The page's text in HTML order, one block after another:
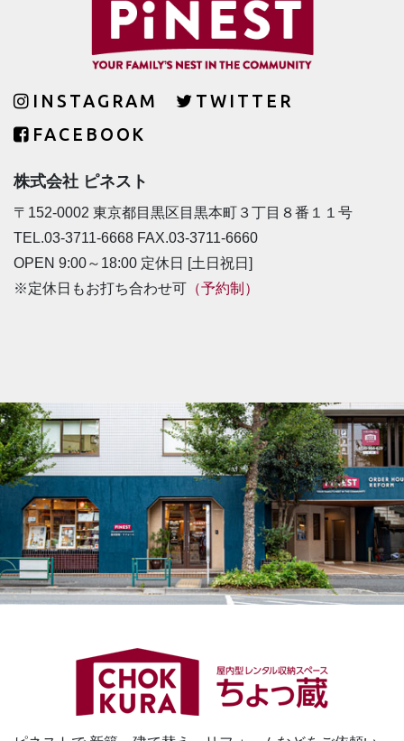
INSTAGRAM
TWITTER
FACEBOOK
株式会社 ピネスト
〒152-0002 東京都目黒区目黒本町３丁目８番１１号
TEL.03-3711-6668 FAX.03-3711-6660
OPEN 9:00～18:00 定休日 [土日祝日]
※定休日もお打ち合わせ可 （予約制）